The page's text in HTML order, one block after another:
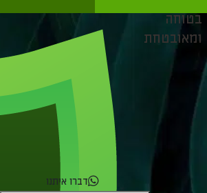
בטוחה
ומאובטחת
דברו איתנו